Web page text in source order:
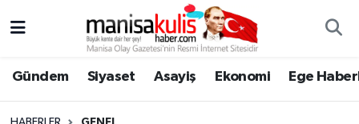
Gündem Siyaset Asayiş Ekonomi Ege
Ege Haberleri
Yunusemre Hava Durumu